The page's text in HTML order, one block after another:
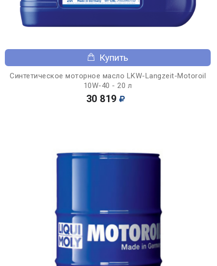
Купить
Синтетическое моторное масло LKW-Langzeit-Motoroil
10W-40 - 20 л
30 819